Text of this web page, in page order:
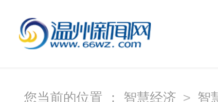
您当前的位置 ： 智慧经济 > 智